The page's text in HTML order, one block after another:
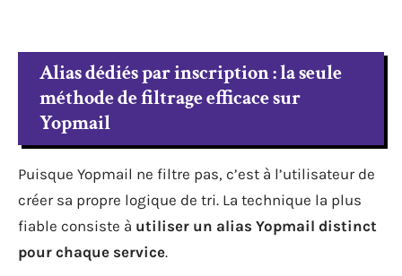
Alias dédiés par inscription : la seule
méthode de filtrage efficace sur
Yopmail
Puisque Yopmail ne filtre pas, c’est à l’utilisateur de
créer sa propre logique de tri. La technique la plus
fiable consiste à utiliser un alias Yopmail distinct
pour chaque service.